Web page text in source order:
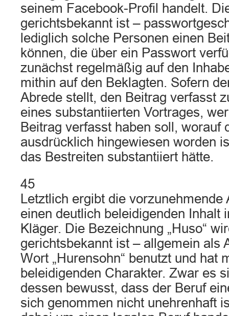
seinem Facebook-Profil handelt.
gerichtsbekannt ist –
lediglich solche Personen einen
können, die über ein Passwort
zunächst regelmäßig auf den
mithin auf den Beklagten. Sofern
Abrede stellt, den Beitrag verfasst
eines substantiierten Vortrages,
Beitrag verfasst haben soll, worauf
ausdrücklich hingewiesen worden
das Bestreiten substantiiert hätte.
45
Letztlich ergibt die vorzunehmende
einen deutlich beleidigenden Inhalt
Kläger. Die Bezeichnung „Huso“
gerichtsbekannt ist – allgemein als
Wort „Hurensohn“ benutzt und hat
beleidigenden Charakter. Zwar es
dessen bewusst, dass der Beruf
sich genommen nicht unehrenhaft